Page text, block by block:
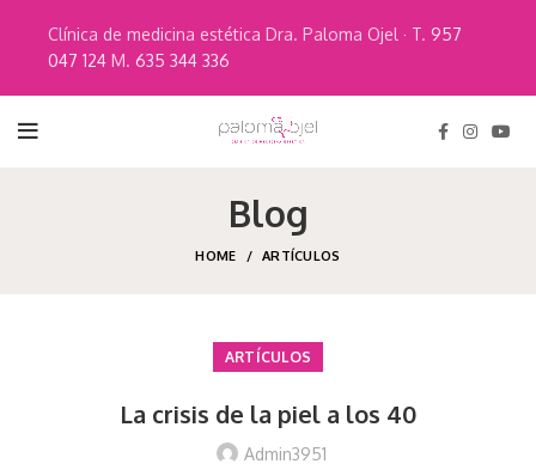
Blog
HOME ARTÍCULOS
ARTÍCULOS
La crisis de la piel a los 40
Admin3951
Clínica de medicina estética Dra. Paloma Ojel · T. 957
047 124 M. 635 344 336